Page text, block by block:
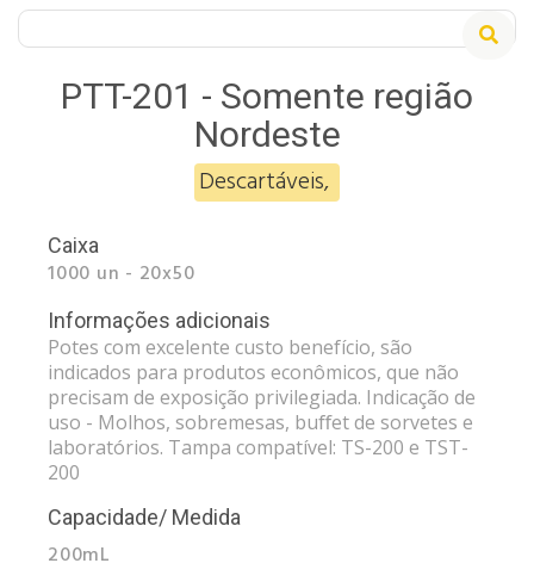
PTT-201 - Somente região
Nordeste
Descartáveis,
Caixa
1000 un - 20x50
Informações adicionais
Potes com excelente custo benefício, são
indicados para produtos econômicos, que não
precisam de exposição privilegiada. Indicação de
uso - Molhos, sobremesas, buﬀet de sorvetes e
laboratórios. Tampa compatível: TS-200 e TST-
200
Capacidade/ Medida
200mL